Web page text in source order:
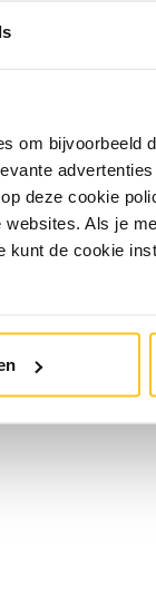
om bijvoorbeeld
deze cookie
Als je
kunt de cookie